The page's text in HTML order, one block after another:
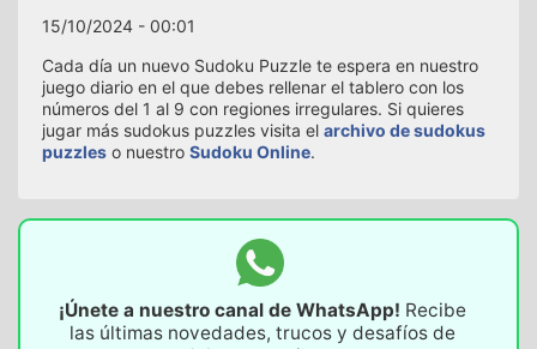
15/10/2024 - 00:01
Cada día un nuevo Sudoku Puzzle te espera en nuestro
juego diario en el que debes rellenar el tablero con los
números del 1 al 9 con regiones irregulares. Si quieres
jugar más sudokus puzzles visita el archivo de sudokus
puzzles o nuestro Sudoku Online.
¡Únete a nuestro canal de WhatsApp! Recibe
las últimas novedades, trucos y desafíos de